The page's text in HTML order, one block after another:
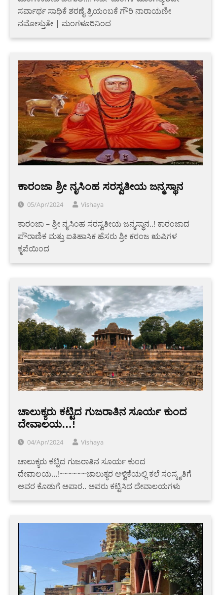
ಸರ್ವಾರ್ಥ ಸಾಧಿಕೆ ಶರಣೈ ತ್ರಿಯಂಬಕೆ ಗೌರಿ ನಾರಾಯಣೀ
ನಮೋಸ್ತುತೇ | ಮಂಗಳೂರಿನಿಂದ
ಕಾರಂಜಾ ಶ್ರೀ ನೃಸಿಂಹ ಸರಸ್ವತೀಯ ಜನ್ಮಸ್ಥಾನ
05/Apr/2024 Vishaya
ಕಾರಂಜಾ – ಶ್ರೀ ನೃಸಿಂಹ ಸರಸ್ವತೀಯ ಜನ್ಮಸ್ಥಾನ..! ಕಾರಂಜಾದ
ಪೌರಾಣಿಕ ಮತ್ತು ಐತಿಹಾಸಿಕ ಹೆಸರು ಶ್ರೀ ಕರಂಜ ಋಷಿಗಳ
ಕೃಪೆಯಿಂದ
ಚಾಲುಕ್ಯರು ಕಟ್ಟಿದ ಗುಜರಾತಿನ ಸೂರ್ಯ ಕುಂದ
ದೇವಾಲಯ…!
04/Apr/2024 Vishaya
ಚಾಲುಕ್ಯರು ಕಟ್ಟಿದ ಗುಜರಾತಿನ ಸೂರ್ಯ ಕುಂದ
ದೇವಾಲಯ…!~~~~~~ಚಾಲುಕ್ಯರ ಆಳ್ವಿಕೆಯಲ್ಲಿ ಕಲೆ ಸಂಸ್ಕೃತಿಗೆ
ಅವರ ಕೊಡುಗೆ ಅಪಾರ.. ಅವರು ಕಟ್ಟಿಸಿದ ದೇವಾಲಯಗಳು